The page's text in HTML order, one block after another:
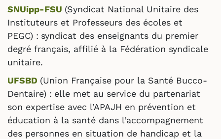
SNUipp-FSU (Syndicat National Unitaire des
Instituteurs et Professeurs des écoles et
PEGC) : syndicat des enseignants du premier
degré français, affilié à la Fédération syndicale
unitaire.
UFSBD (Union Française pour la Santé Bucco-
Dentaire) : elle met au service du partenariat
son expertise avec l’APAJH en prévention et
éducation à la santé dans l’accompagnement
des personnes en situation de handicap et la